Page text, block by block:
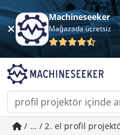
Machineseeker
Mağazada ücretsiz
/ ... / 2. el profil